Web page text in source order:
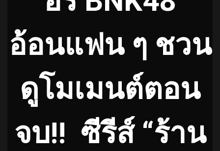
อ้อนแฟน ๆ ชวน
ดูโมเมนต์ตอน
จบ!! ซีรีส์ “ร้าน